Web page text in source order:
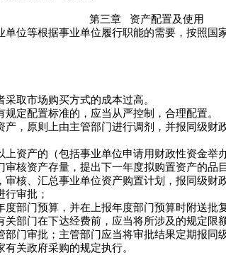
第三章
资产配置及使用
等根据事业单位履行职能的需要，按照国家
取市场购买方式的成本过高。
配置标准的，应当从严控制，合理配置。
原则上由主管部门进行调剂，并报同级财
产的（包括事业单位申请用财政性资金举
资产存量，提出下一年度拟购置资产的品
、汇总事业单位资产购置计划，报同级财
审批；
门预算，并在上报年度部门预算时附送批
门在下达经费前，应当将所涉及的规定限额
审批；主管部门应当将审批结果定期报同级
关政府采购的规定执行。